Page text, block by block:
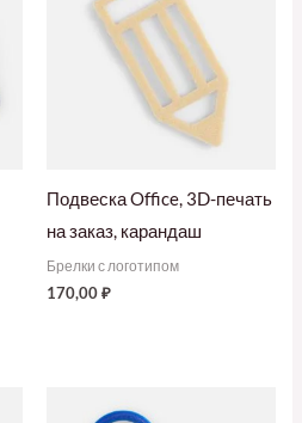
Подвеска Office, 3D-печать
на заказ, карандаш
Брелки с логотипом
170,00₽